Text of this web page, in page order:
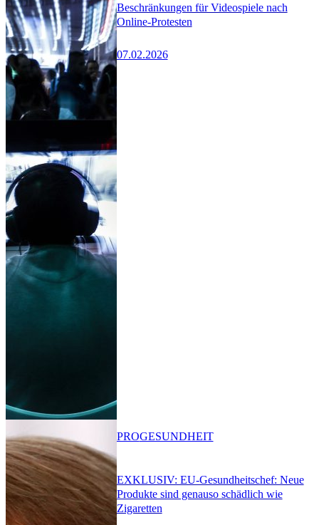
Beschränkungen für Videospiele nach
Online-Protesten
07.02.2026
EXKLUSIV: EU-Gesundheitschef: Neue
Produkte sind genauso schädlich wie
Zigaretten
PROGESUNDHEIT